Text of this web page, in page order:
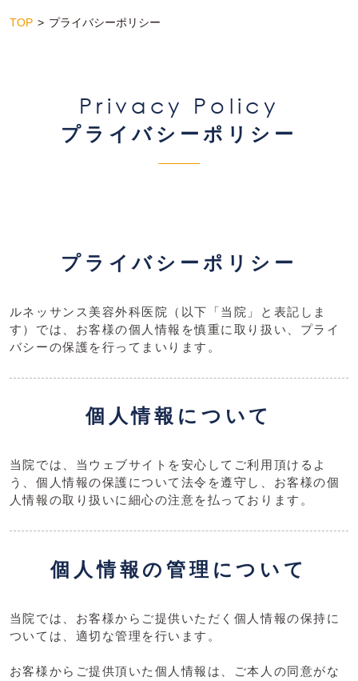
TOP プライバシーポリシー
Privacy Policy
プライバシーポリシー
プライバシーポリシー
ルネッサンス美容外科医院（以下「当院」と表記しま
す）では、お客様の個人情報を慎重に取り扱い、プライ
バシーの保護を行ってまいります。
個人情報について
当院では、当ウェブサイトを安心してご利用頂けるよ
う、個人情報の保護について法令を遵守し、お客様の個
人情報の取り扱いに細心の注意を払っております。
個人情報の管理について
当院では、お客様からご提供いただく個人情報の保持に
ついては、適切な管理を行います。
お客様からご提供頂いた個人情報は、ご本人の同意がな